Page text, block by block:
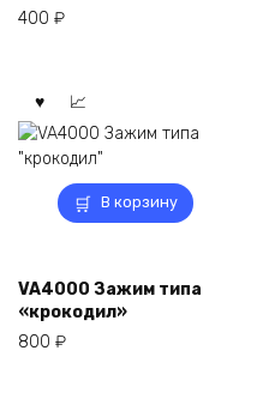
400 ₽
В корзину
VA4000 Зажим типа
«крокодил»
800 ₽